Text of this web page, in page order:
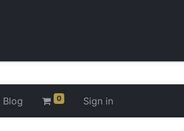
Blog 0 Sign in